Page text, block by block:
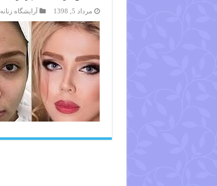
مرداد 5, 1398 آرایشگاه زنانه